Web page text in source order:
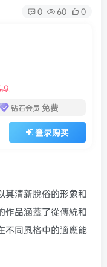
0 60 0
钻石会员 免费
登录购买
其清新脫俗的形象和
作品涵蓋了從傳統和
不同風格中的適應能